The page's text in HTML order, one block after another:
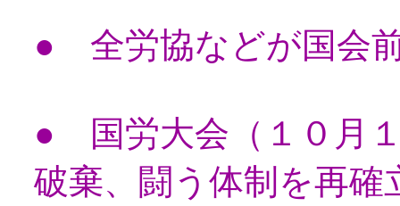
● 全労協などが国会
● 国労大会（１０月
破棄、闘う体制を再確